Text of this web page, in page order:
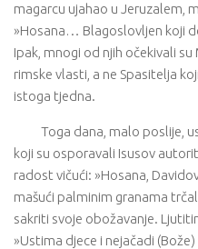
magarcu ujahao u Jeruzalem,
»Hosana… Blagoslovljen koji
Ipak, mnogi od njih očekivali
rimske vlasti, a ne Spasitelja
istoga tjedna.
Toga dana, malo poslije,
koji su osporavali Isusov
radost vičući: »Hosana,
mašući palminim granama
sakriti svoje obožavanje.
»Ustima djece i nejačadi